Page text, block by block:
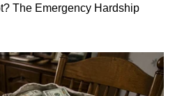
ಪೋಟೋಗಳನ್ನು ಶೇರ್‌
ಸಖತ್ ಬ್ಯೂಟಿಫುಲ್​ ಆಗಿ
ರೇಷ್ಮೆ ಸೀರೆಗಳ ಮೇಲೆ